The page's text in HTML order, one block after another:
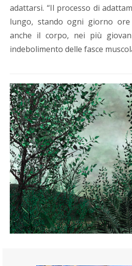
adattarsi. “Il processo di
lungo, stando ogni giorno
anche il corpo, nei più
indebolimento delle fasce